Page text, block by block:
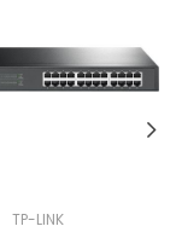
TP-LINK